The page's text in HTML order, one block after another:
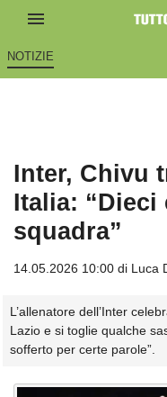
NOTIZIE
Inter, Chivu
Italia: “Dieci
squadra”
14.05.2026 10:00 di Luca
L’allenatore dell’Inter
Lazio e si toglie qualche
sofferto per certe parole”.